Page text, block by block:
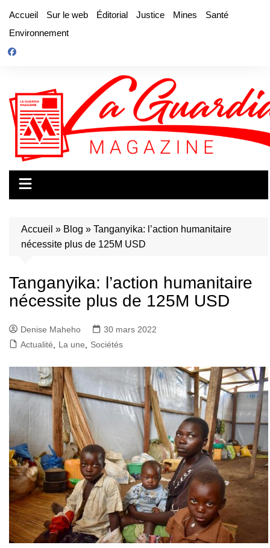
contenu
Accueil Sur le web Éditorial Justice Mines
Santé
Environnement
Accueil » Blog » Tanganyika: l’action humanitaire
nécessite plus de 125M USD
Tanganyika: l’action humanitaire
nécessite plus de 125M USD
Denise Maheho
30 mars 2022
Actualité
La une Sociétés